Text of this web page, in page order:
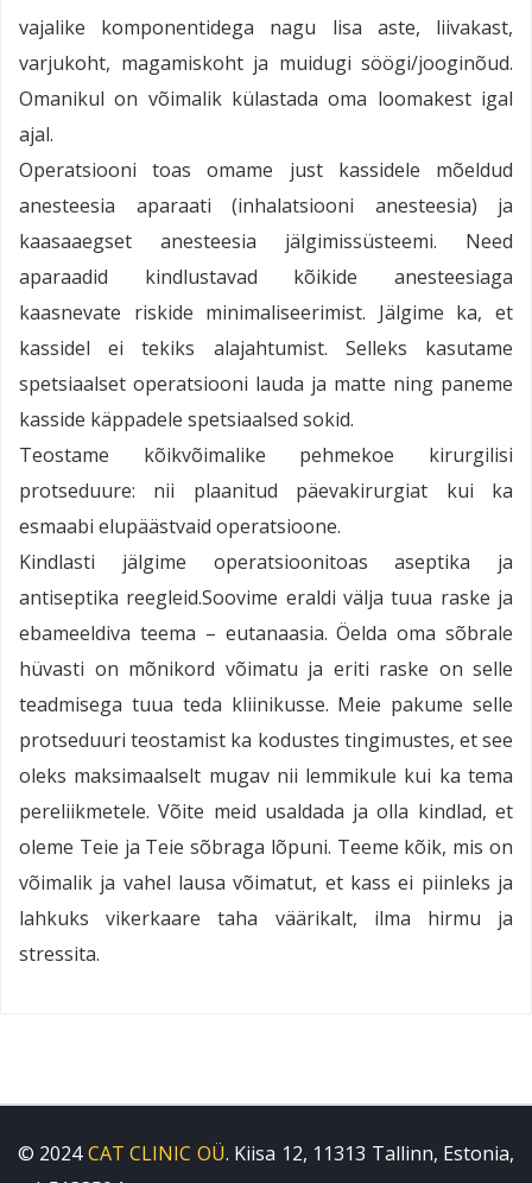
vajalike komponentidega nagu lisa aste, liivakast,
varjukoht, magamiskoht ja muidugi söögi/jooginõud.
Omanikul on võimalik külastada oma loomakest igal
ajal.
Operatsiooni toas omame just kassidele mõeldud
anesteesia aparaati (inhalatsiooni anesteesia) ja
kaasaaegset anesteesia jälgimissüsteemi. Need
aparaadid kindlustavad kõikide anesteesiaga
kaasnevate riskide minimaliseerimist. Jälgime ka, et
kassidel ei tekiks alajahtumist. Selleks kasutame
spetsiaalset operatsiooni lauda ja matte ning paneme
kasside käppadele spetsiaalsed sokid.
Teostame kõikvõimalike pehmekoe kirurgilisi
protseduure: nii plaanitud päevakirurgiat kui ka
esmaabi elupäästvaid operatsioone.
Kindlasti jälgime operatsioonitoas aseptika ja
antiseptika reegleid.Soovime eraldi välja tuua raske ja
ebameeldiva teema – eutanaasia. Öelda oma sõbrale
hüvasti on mõnikord võimatu ja eriti raske on selle
teadmisega tuua teda kliinikusse. Meie pakume selle
protseduuri teostamist ka kodustes tingimustes, et see
oleks maksimaalselt mugav nii lemmikule kui ka tema
pereliikmetele. Võite meid usaldada ja olla kindlad, et
oleme Teie ja Teie sõbraga lõpuni. Teeme kõik, mis on
võimalik ja vahel lausa võimatut, et kass ei piinleks ja
lahkuks vikerkaare taha väärikalt, ilma hirmu ja
stressita.
© 2024CAT CLINIC OÜ. Kiisa 12, 11313 Tallinn, Estonia,